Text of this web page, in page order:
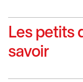
Les petits
savoir